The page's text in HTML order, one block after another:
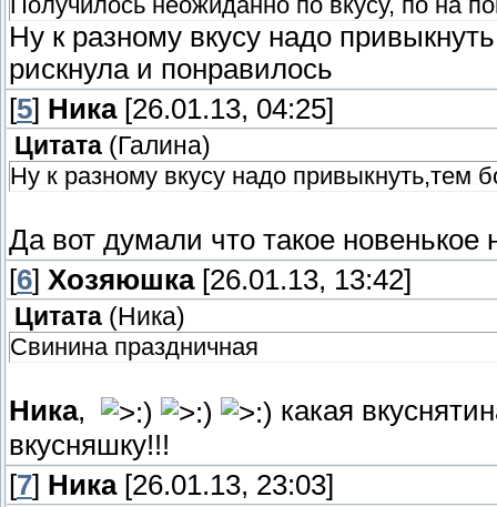
Ну к разному вкусу надо
рискнула и понравилось
[5] Ника[26.01.13, 04:25]
Цитата ( Галина)
Ну к разному вкусу надо привыкнуть,тем
Да вот думали что такое
[6] Хозяюшка[26.01.13, 13:42]
Цитата ( Ника)
Свинина праздничная
Ника,
какая
вкусняшку!!!
[7] Ника[26.01.13, 23:03]